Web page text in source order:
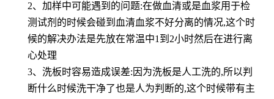
2、加样中可能遇到的问题:在做血清或是血浆用于检
测试剂的时候会碰到血清血浆不好分离的情况,这个时
候的解决办法是先放在常温中1到2小时然后在进行离
心处理
3、洗板时容易造成误差:因为洗板是人工洗的,所以判
断什么时候洗干净了也是人为判断的,这个时候带有主